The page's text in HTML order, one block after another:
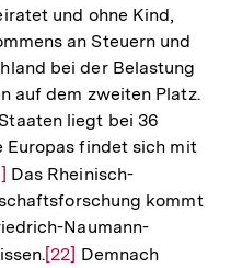
und ohne Kind,
an Steuern und
bei der Belastung
auf dem zweiten Platz.
liegt bei 36
Europas findet sich mit
Das Rheinisch-
kommt
Naumann-
Zur
[22] Demnach